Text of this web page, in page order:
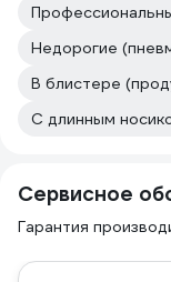
Недорогие
С длинным
Сервисное
Гарантия